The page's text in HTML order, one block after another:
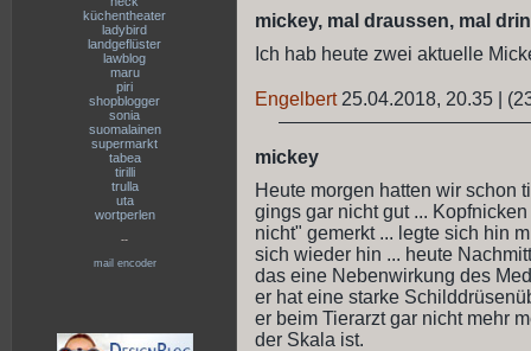
küchentheater
ladybird
landgeflüster
lawblog
maru
piri
shopblogger
sonia
suomalainen
supermarkt
tabea
tirilli
trulla
uta
wortperlen
--
mail encoder
mickey, mal draussen, mal
Ich hab heute zwei aktuelle
Engelbert 25.04.2018, 20.35
mickey
Heute morgen hatten wir schon
gings gar nicht gut ...
nicht" gemerkt ... legte sich hin
sich wieder hin ... heute
das eine Nebenwirkung des
er hat eine starke
er beim Tierarzt gar nicht mehr
der Skala ist.